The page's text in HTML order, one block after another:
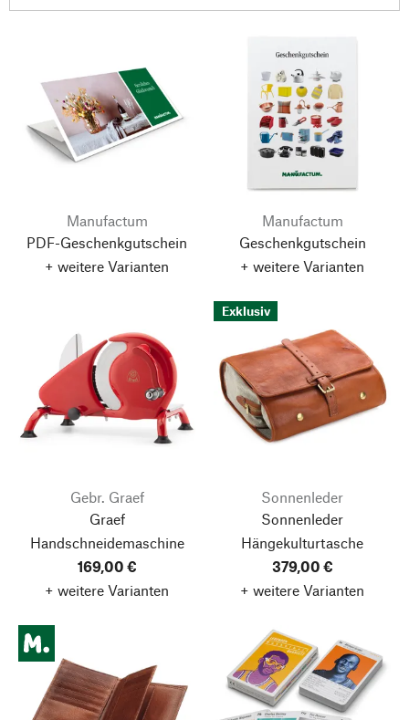
Manufactum
PDF-Geschenkgutschein
+ weitere Varianten
Manufactum
Geschenkgutschein
+ weitere Varianten
Gebr. Graef
Graef
Handschneidemaschine
169,00 €
+ weitere Varianten
Exklusiv
Sonnenleder
Sonnenleder
Hängekulturtasche
379,00 €
+ weitere Varianten